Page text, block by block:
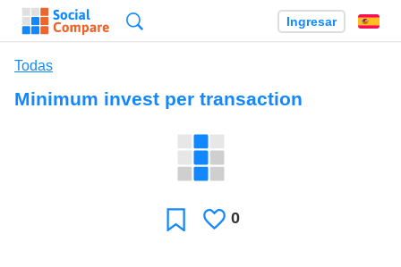
Ingresar
Todas
Minimum invest per transaction
Favoritos
Le
0